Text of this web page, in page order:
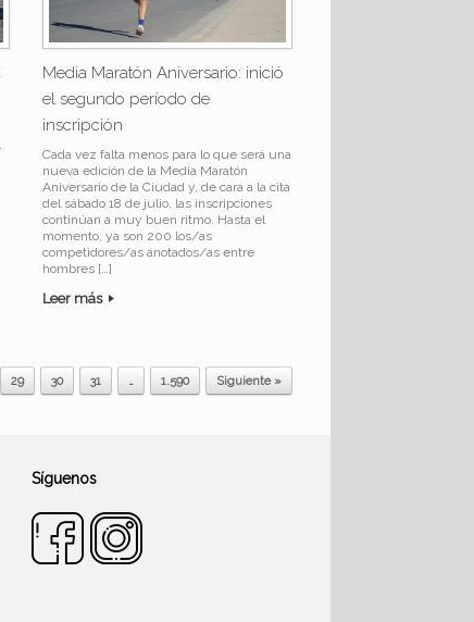
Media Maratón Aniversario: inició
el segundo período de
inscripción
Cada vez falta menos para lo que será una
nueva edición de la Media Maratón
Aniversario de la Ciudad y, de cara a la cita
del sábado 18 de julio, las inscripciones
continúan a muy buen ritmo. Hasta el
momento, ya son 200 los/as
competidores/as anotados/as entre
hombres […]
Leer más
29 30 31 … 1.590 Siguiente »
Síguenos